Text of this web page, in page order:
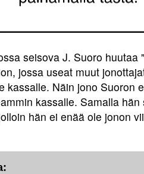
seisova J. Suoro huutaa
jossa useat muut
kassalle. Näin jono Suoron
kassalle. Samalla
hän ei enää ole jonon